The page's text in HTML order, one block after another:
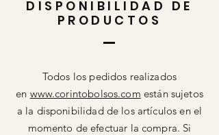
DISPONIBILIDAD DE
PRODUCTOS
Todos los pedidos realizados
en www.corintobolsos.com están sujetos
a la disponibilidad de los artículos en el
momento de efectuar la compra. Si